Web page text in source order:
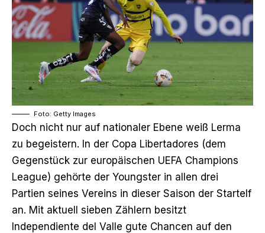
Foto: Getty Images
Doch nicht nur auf nationaler Ebene weiß Lerma
zu begeistern. In der Copa Libertadores (dem
Gegenstück zur europäischen UEFA Champions
League) gehörte der Youngster in allen drei
Partien seines Vereins in dieser Saison der Startelf
an. Mit aktuell sieben Zählern besitzt
Independiente del Valle gute Chancen auf den